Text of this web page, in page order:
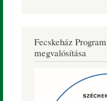
Fecskeház Program
megvalósítása